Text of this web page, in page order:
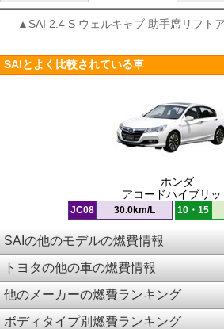
▲SAI 2.4 S ウェルキャブ 助手席リフト
SAIとよく比較されている車
ホンダ
アコードハイブリッ
JC08 30.0km/L 10・15
SAIの他のモデルの燃費情報
トヨタの他の車の燃費情報
他のメーカーの燃費ランキング
ボディタイプ別燃費ランキング